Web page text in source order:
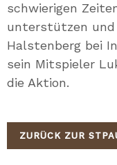
schwierigen
unterstützen und
Halstenberg bei
sein Mitspieler
die Aktion.
ZURÜCK ZUR